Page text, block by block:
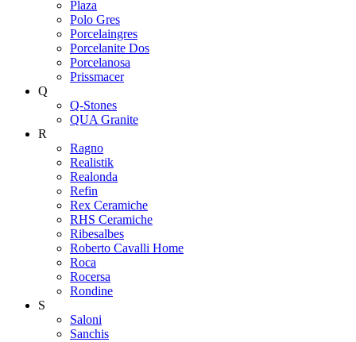
Plaza
Polo Gres
Porcelaingres
Porcelanite Dos
Porcelanosa
Prissmacer
Q
Q-Stones
QUA Granite
R
Ragno
Realistik
Realonda
Refin
Rex Ceramiche
RHS Ceramiche
Ribesalbes
Roberto Cavalli Home
Roca
Rocersa
Rondine
S
Saloni
Sanchis